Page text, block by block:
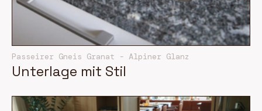
Passeirer Gneis Granat - Alpiner Glanz
Unterlage mit Stil